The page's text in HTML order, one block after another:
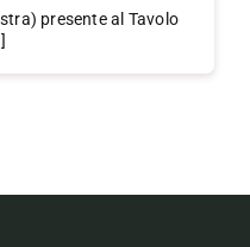
presente al Tavolo